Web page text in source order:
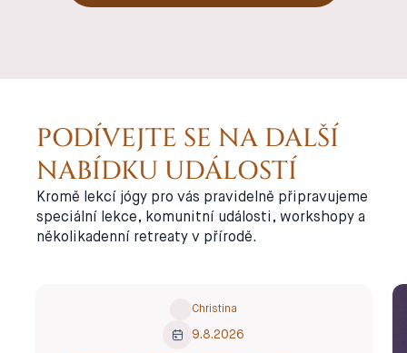
Začala jsem
doma.
Později jsem
se pak
odjet do
města
Rishikesh v
a učí nás, jak
ostatními. A
přesně v
takovém
duchu se
snažím vést
všechny moje
lekce.
PODÍVEJTE SE NA DALŠÍ
NABÍDKU UDÁLOSTÍ
Kromě lekcí jógy pro vás pravidelně připravujeme
speciální lekce, komunitní události, workshopy a
několikadenní retreaty v přírodě.
Christina
9.8.2026